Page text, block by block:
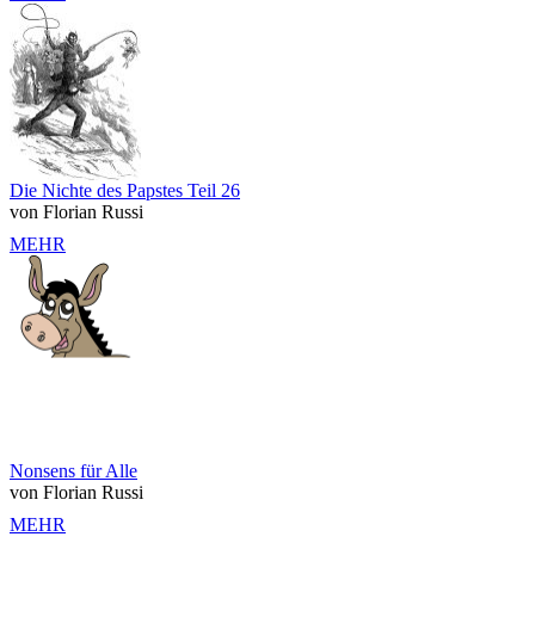
Die Nichte des Papstes Teil 26
von Florian Russi
MEHR
Nonsens für Alle
von Florian Russi
MEHR